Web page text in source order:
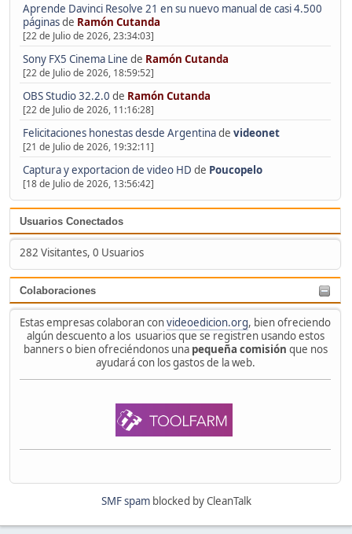
Aprende Davinci Resolve 21 en su nuevo manual de casi 4.500
páginasde Ramón Cutanda
[22 de Julio de 2026, 23:34:03]
Sony FX5 Cinema Line de Ramón Cutanda
[22 de Julio de 2026, 18:59:52]
OBS Studio 32.2.0 de Ramón Cutanda
[22 de Julio de 2026, 11:16:28]
Felicitaciones honestas desde Argentinade videonet
[21 de Julio de 2026, 19:32:11]
Captura y exportacion de video HD de Poucopelo
[18 de Julio de 2026, 13:56:42]
Usuarios Conectados
282 Visitantes, 0 Usuarios
Colaboraciones
Estas empresas colaboran convideoedicion.org, bien ofreciendo
algún descuento a los usuarios que se registren usando estos
banners o bien ofreciéndonos una pequeña comisión que nos
ayudará con los gastos de la web.
SMF spamblocked by CleanTalk